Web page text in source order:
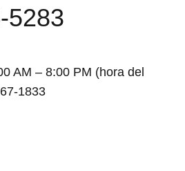
5283
AM – 8:00 PM (hora del
1833
de inmigración